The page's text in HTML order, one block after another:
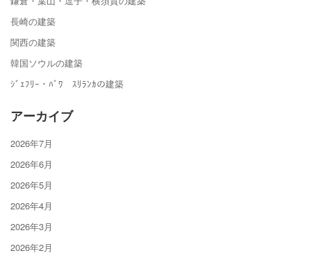
長崎の建築
関西の建築
韓国ソウルの建築
ｼﾞｪﾌﾘｰ・ﾊﾞﾜ ｽﾘﾗﾝｶの建築
アーカイブ
2026年7月
2026年6月
2026年5月
2026年4月
2026年3月
2026年2月